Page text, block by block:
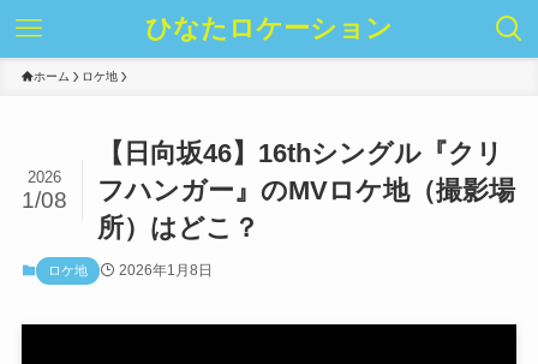
ひなたロケーション
ホーム ロケ地
【日向坂46】16thシングル『クリ
フハンガー』のMVロケ地（撮影場
所）はどこ？
2026
1/08
ロケ地 2026年1月8日